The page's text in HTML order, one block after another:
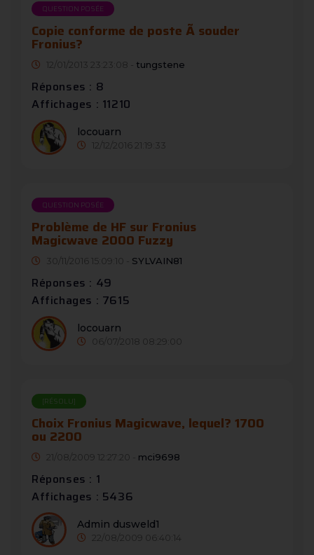
QUESTION POSÉE
Copie conforme de poste Ã souder
Fronius?
12/01/2013 23:23:08 - tungstene
Réponses : 8
Affichages : 11210
locouarn
12/12/2016 21:19:33
QUESTION POSÉE
Problème de HF sur Fronius
Magicwave 2000 Fuzzy
30/11/2016 15:09:10 - SYLVAIN81
Réponses : 49
Affichages : 7615
locouarn
06/07/2018 08:29:00
[RÉSOLU]
Choix Fronius Magicwave, lequel? 1700
ou 2200
21/08/2009 12:27:20 - mci9698
Réponses : 1
Affichages : 5436
Admin dusweld1
22/08/2009 06:40:14